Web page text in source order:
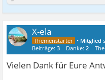
X-ela
• Mitglied
Beiträge:3 Danke:2
Vielen Dank für Eure